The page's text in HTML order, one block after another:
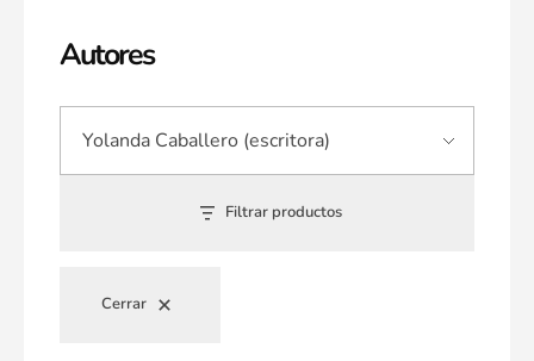
Autores
Filtrar productos
Cerrar